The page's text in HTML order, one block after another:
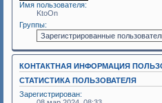
Имя пользователя:
KtoOn
Группы:
КОНТАКТНАЯ ИНФОРМАЦИЯ
СТАТИСТИКА ПОЛЬЗОВАТЕЛЯ
Зарегистрирован: